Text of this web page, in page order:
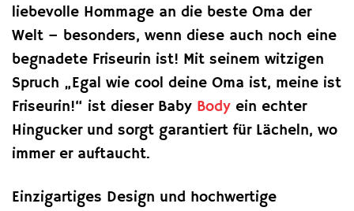
liebevolle Hommage an die beste Oma der
Welt – besonders, wenn diese auch noch eine
begnadete Friseurin ist! Mit seinem witzigen
Spruch „Egal wie cool deine Oma ist, meine ist
Friseurin!“ ist dieser Baby Body ein echter
Hingucker und sorgt garantiert für Lächeln, wo
immer er auftaucht.
Einzigartiges Design und hochwertige